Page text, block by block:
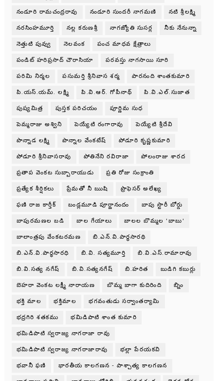
నండూరి రామచంద్రరావు నండూరి సుందరీ నాగమణి నటి శ్రీలక్ష్మి
నరసింహమూర్తి నల్ల కరుణశ్రీ నాగజ్యోతి సుసర్ల నీకు నేనున్నా
నెత్తుటి పువ్వు నెలవంక పంచ మాధవ క్షేత్రాలు
పండిట్ హరిప్రసాద్ చౌరాసియా పరవస్తు నాగసాయి సూరి
పరిమి నిర్మల పసుమర్తి శ్రీనివాస శర్మ పారనంది శాంతకుమారి
పి.యస్.యమ్. లక్ష్మి పి.వి.ఆర్. గోపీనాథ్ పి.వి.ఎల్.సుజాత
పుష్యమిత్ర పుస్తక పరిచయం పూర్ణిమ సుధ
పెమ్మరాజు అశ్విని పెయ్యేటి రంగారావు పెయ్యేటి శ్రీదేవి
పొన్నాడ లక్ష్మి పొన్నాల వేంకటేష్ పోడూరి కృష్ణకుమారి
పోడూరి శ్రీనివాసరావు పోతినేని రవిరాజా పోలంరాజు శారద
ప్రతాప వెంకట సుబ్బారాయుడు ప్రతి రోజు సంక్రాంతి
ప్రత్యేక శీర్షికలు ప్రేమతో నీ ఋషి ప్రొఫెసర్ అలేఖ్య
ఫణి రాజ కార్తీక్ బండ్లమూడి పూర్ణానందం బాపు స్టొరీ బోర్డు
బాపురమణల బడి బాల గేయాలు బాలల బొమ్మల 'బాబు'
బాలాంత్రపు వేంకటరమణ బి.ఎన్.వి.పార్థసారథి
బి.ఎన్.వి.పార్ధసారధి బి.వి. సత్యమూర్తి బి.వి.ఎస్.రామారావు
బి.వి.సత్య నగేష్ బి.వి.సత్యనగేష్ బి.హరిత బుడిగి కబుర్లు
బెహరా వెంకట లక్ష్మీ నారాయణ బొమ్మ బాగా కుదిరింది బ్నిం
భక్తి మాల భక్తిమాల భగవంతుడు సర్వాంతర్యామి
భద్రగిరి శతకము భమిడిపాటి శాంత కుమారి
భమిడిపాటి స్వరాజ్య నాగరాజా రావు
భమిడిపాటి స్వరాజ్య నాగరాజారావు భల్లా పేరయకవి
భవానీ ఫణి భారతీయ కాలగణన - పాశ్చాత్య కాలగణన